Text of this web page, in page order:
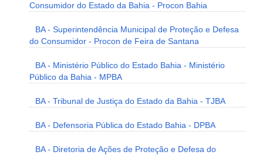
Consumidor do Estado da Bahia - Procon Bahia
BA - Superintendência Municipal de Proteção e Defesa
do Consumidor - Procon de Feira de Santana
BA - Ministério Público do Estado Bahia - Ministério
Público da Bahia - MPBA
BA - Tribunal de Justiça do Estado da Bahia - TJBA
BA - Defensoria Pública do Estado Bahia - DPBA
BA - Diretoria de Ações de Proteção e Defesa do